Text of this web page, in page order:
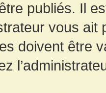
publiés. Il
vous
doivent être